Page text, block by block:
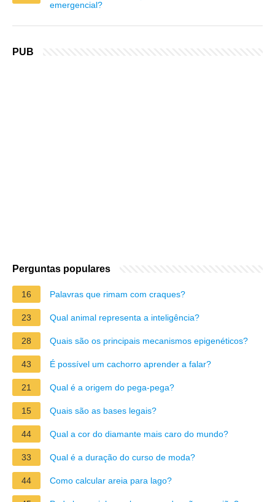
emergencial?
PUB
Perguntas populares
16 Palavras que rimam com craques?
23 Qual animal representa a inteligência?
28 Quais são os principais mecanismos epigenéticos?
43 É possível um cachorro aprender a falar?
21 Qual é a origem do pega-pega?
15 Quais são as bases legais?
44 Qual a cor do diamante mais caro do mundo?
33 Qual é a duração do curso de moda?
44 Como calcular areia para lago?